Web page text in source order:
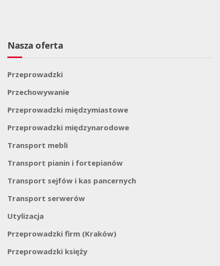
Nasza oferta
Przeprowadzki
Przechowywanie
Przeprowadzki międzymiastowe
Przeprowadzki międzynarodowe
Transport mebli
Transport pianin i fortepianów
Transport sejfów i kas pancernych
Transport serwerów
Utylizacja
Przeprowadzki firm (Kraków)
Przeprowadzki księży